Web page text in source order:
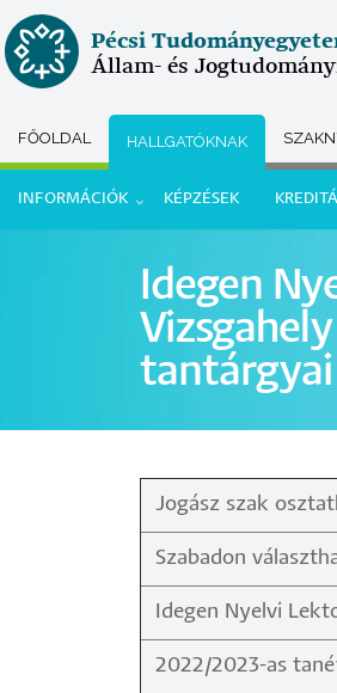
Ugrás
a
tartalomra
Pécsi
Állam- és
Submenu
selector
FŐOLDAL HALLGATÓKNAK
Hallgatói
INFORMÁCIÓK KÉPZÉSEK
Idegen
tantárgyai
Jogász szak
Szabadon
Idegen Nyelvi
2022/2023-as